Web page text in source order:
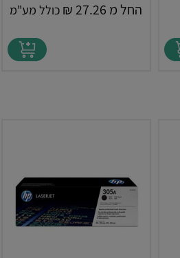
החל מ 27.26
₪ כולל מע"מ